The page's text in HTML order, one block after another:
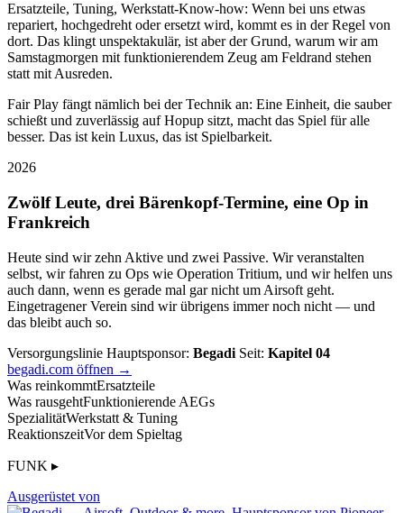
Ersatzteile, Tuning, Werkstatt-Know-how: Wenn bei uns etwas
repariert, hochgedreht oder ersetzt wird, kommt es in der Regel von
dort. Das klingt unspektakulär, ist aber der Grund, warum wir am
Samstagmorgen mit funktionierendem Zeug am Feldrand stehen
statt mit Ausreden.
Fair Play fängt nämlich bei der Technik an: Eine Einheit, die sauber
schießt und zuverlässig auf Hopup sitzt, macht das Spiel für alle
besser. Das ist kein Luxus, das ist Spielbarkeit.
2026
Zwölf Leute, drei Bärenkopf-Termine, eine Op in
Frankreich
Heute sind wir zehn Aktive und zwei Passive. Wir veranstalten
selbst, wir fahren zu Ops wie Operation Tritium, und wir helfen uns
auch dann, wenn es gerade mal gar nicht um Airsoft geht.
Eingetragener Verein sind wir übrigens immer noch nicht — und
das bleibt auch so.
Versorgungslinie Hauptsponsor: Begadi Seit: Kapitel 04
begadi.com öffnen →
Was reinkommtErsatzteile
Was rausgehtFunktionierende AEGs
SpezialitätWerkstatt & Tuning
ReaktionszeitVor dem Spieltag
FUNK ▸
Ausgerüstet von